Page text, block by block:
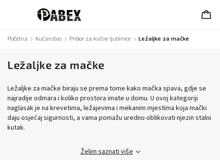
Početna / Kućanstvo / Pribor za kućne ljubimce / Ležaljke za mačke
Ležaljke za mačke
Ležaljke za mačke biraju se prema tome kako mačka spava, gdje se
najradije odmara i koliko prostora imate u domu. U ovoj kategoriji
naglasak je na krevetima, ležajevima i mekanim mjestima koja mački
daju osjećaj sigurnosti, a vama pomažu uredno oblikovati njezin stalni
kutak.
Želim saznati više